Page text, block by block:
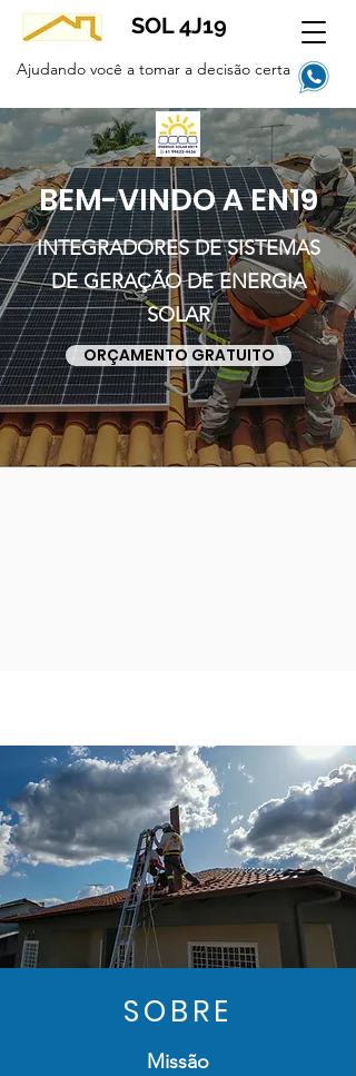
SOL 4J19
Ajudando você a tomar a decisão certa
BEM-VINDO A EN19
INTEGRADORES DE SISTEMAS
DE GERAÇÃO DE ENERGIA
SOLAR
ORÇAMENTO GRATUITO
SOBRE
Missão